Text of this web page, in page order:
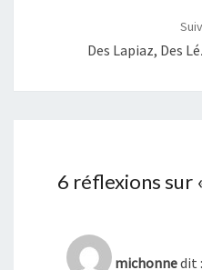
Des Lapiaz, Des
6 réflexions sur
michonnedit :